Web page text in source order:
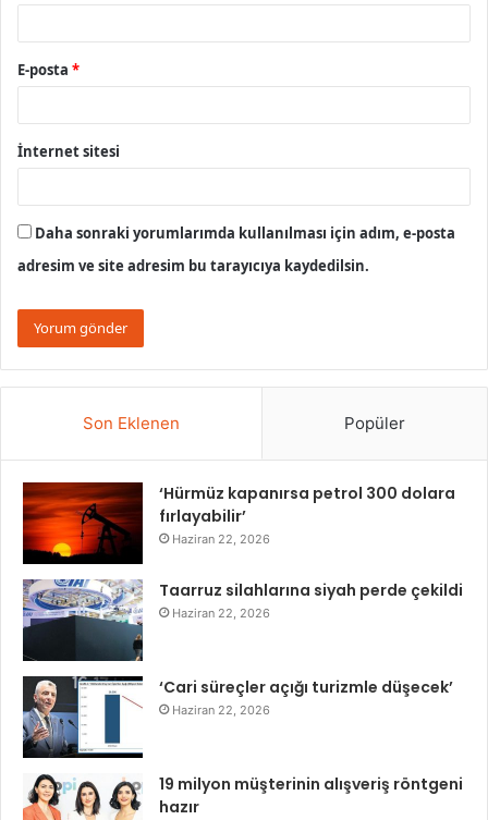
E-posta *
İnternet sitesi
Daha sonraki yorumlarımda kullanılması için adım, e-posta
adresim ve site adresim bu tarayıcıya kaydedilsin.
Son Eklenen Popüler
‘Hürmüz kapanırsa petrol 300 dolara
fırlayabilir’
Haziran 22, 2026
Taarruz silahlarına siyah perde çekildi
Haziran 22, 2026
‘Cari süreçler açığı turizmle düşecek’
Haziran 22, 2026
19 milyon müşterinin alışveriş röntgeni
hazır